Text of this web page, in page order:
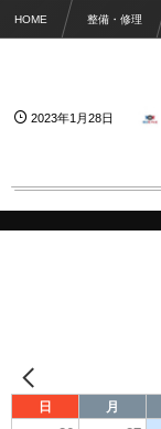
HOME 整備・修理
2023年1月28日
日 月